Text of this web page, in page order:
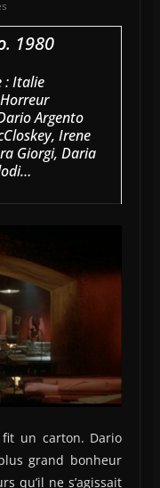
. 1980
: Italie
Argento
Irene
Giorgi, Daria
fit un carton. Dario
grand bonheur
qu’il ne s’agissait